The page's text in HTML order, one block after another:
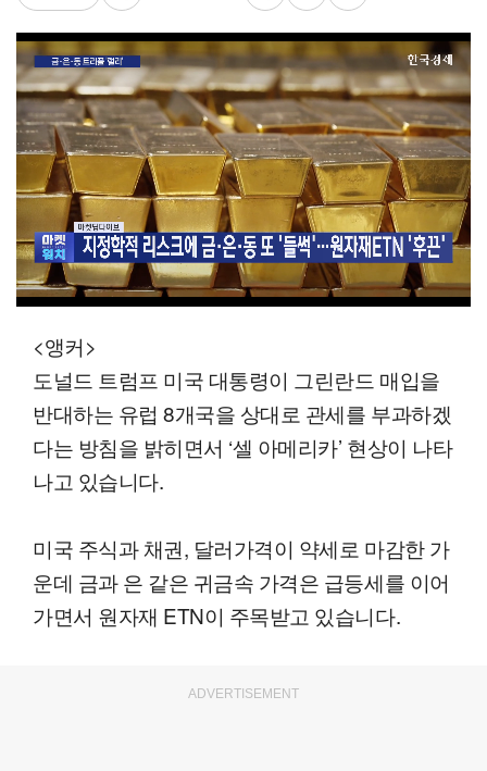
<앵커>
도널드 트럼프 미국 대통령이 그린란드 매입을
반대하는 유럽 8개국을 상대로 관세를 부과하겠
다는 방침을 밝히면서 ‘셀 아메리카’ 현상이 나타
나고 있습니다.
미국 주식과 채권, 달러가격이 약세로 마감한 가
운데 금과 은 같은 귀금속 가격은 급등세를 이어
가면서 원자재 ETN이 주목받고 있습니다.
ADVERTISEMENT